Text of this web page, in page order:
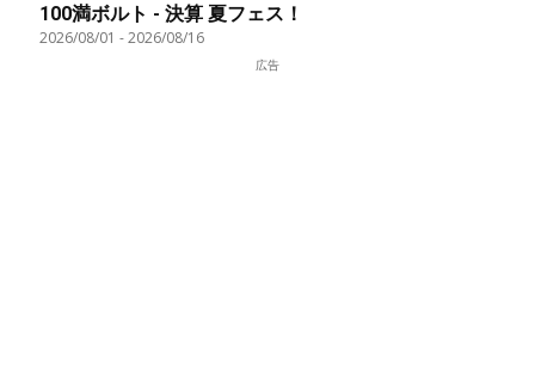
100満ボルト - 決算 夏フェス！
2026/08/01 -2026/08/16
広告